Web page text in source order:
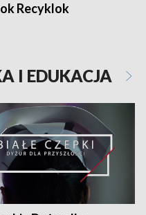
Recyklok
I EDUKACJA